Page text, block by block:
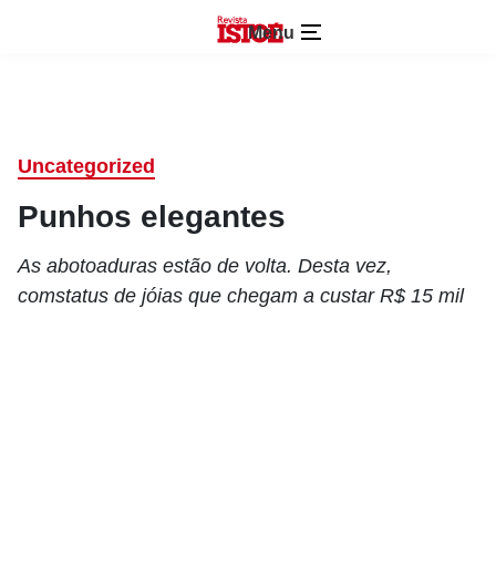
Menu
Uncategorized
Punhos elegantes
As abotoaduras estão de volta. Desta vez,
comstatus de jóias que chegam a custar R$ 15 mil